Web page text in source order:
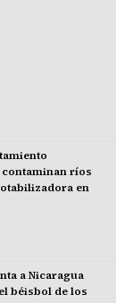
contaminan ríos
en
a Nicaragua
béisbol de los